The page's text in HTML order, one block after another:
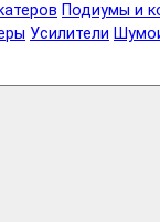
Подиумы и
Усилители